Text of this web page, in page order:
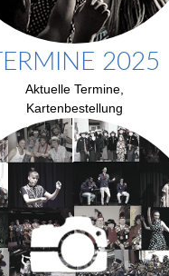
TERMINE 2025
Aktuelle Termine,
Kartenbestellung